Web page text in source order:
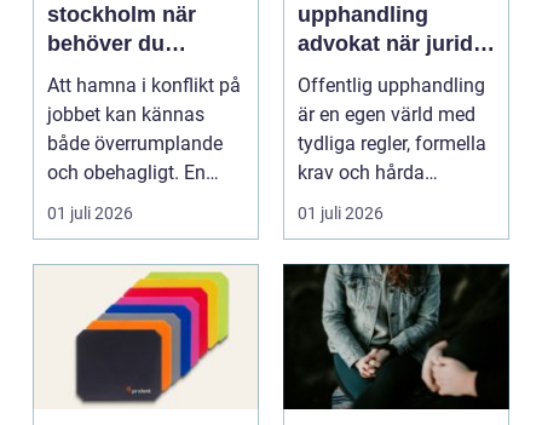
stockholm när
behöver du
professionell hjälp
i arbetslivet?
Att hamna i konflikt på
jobbet kan kännas
både överrumplande
och obehagligt. En
anställning påverkar...
01 juli 2026
upphandling
advokat när juridik
möter affär
Offentlig upphandling
är en egen värld med
tydliga regler, formella
krav och hårda
tidsfrister. För ...
01 juli 2026